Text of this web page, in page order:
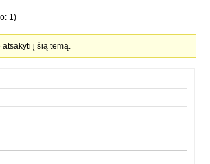
1)
į šią temą.